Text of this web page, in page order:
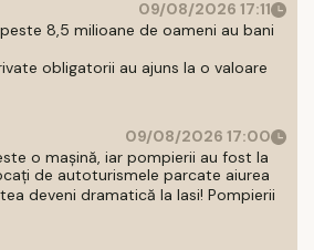
09/08/2026 17:11
8,5 milioane de oameni au bani
obligatorii au ajuns la o valoare
09/08/2026 17:00
o mașină, iar pompierii au fost la
de autoturismele parcate aiurea
deveni dramatică la Iasi! Pompierii